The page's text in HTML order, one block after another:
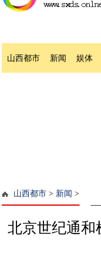
山西都市 新闻 娱体
山西都市 > 新闻 >
北京世纪通和